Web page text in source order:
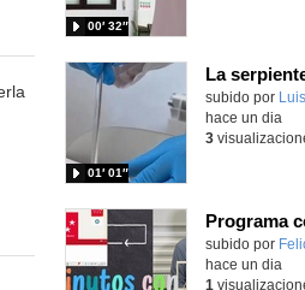
00′ 32″
La
Contenido
subido por
01′ 01″
hace un dia
3
Contenido
subido por
hace un dia
1